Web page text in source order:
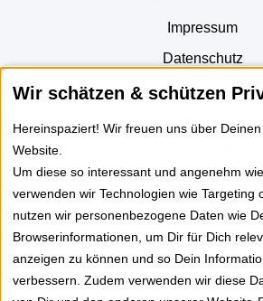
Wir schätzen & schützen
Hereinspaziert! Wir freuen uns über
Website.
Um diese so interessant und angenehm
verwenden wir Technologien wie Targeting
nutzen wir personenbezogene Daten wie
Browserinformationen, um Dir für Dich
anzeigen zu können und so Dein
verbessern. Zudem verwenden wir diese
Impressum
Datenschutz
AGB
FOLGE UNS